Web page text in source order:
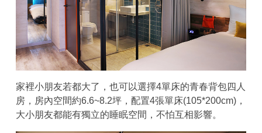
家裡小朋友若都大了，也可以選擇4單床的青春背包四人
房，房內空間約6.6~8.2坪，配置4張單床(105*200cm)，
大小朋友都能有獨立的睡眠空間，不怕互相影響。